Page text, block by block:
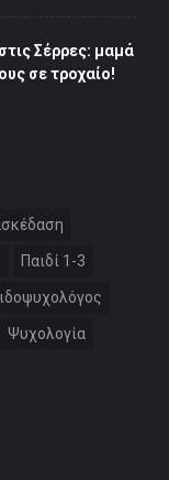
Σέρρες: μαμά
σε τροχαίο!
Παιδί 1-3
Ψυχολογία